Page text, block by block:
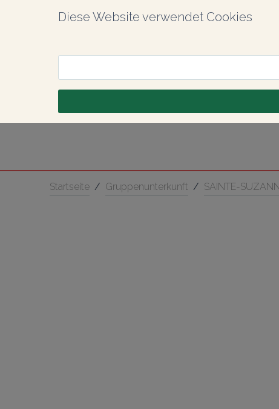
Diese Website verwendet Cookies
Startseite / Gruppenunterkunft / SAINTE-